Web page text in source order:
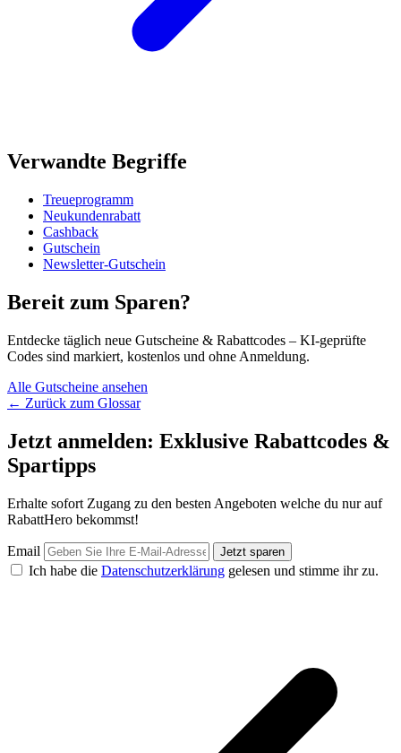
Verwandte Begriffe
Treueprogramm
Neukundenrabatt
Cashback
Gutschein
Newsletter-Gutschein
Bereit zum Sparen?
Entdecke täglich neue Gutscheine & Rabattcodes – KI-geprüfte
Codes sind markiert, kostenlos und ohne Anmeldung.
Alle Gutscheine ansehen
← Zurück zum Glossar
Jetzt anmelden: Exklusive Rabattcodes &
Spartipps
Erhalte sofort Zugang zu den besten Angeboten welche du nur auf
RabattHero bekommst!
Email Jetzt sparen
Ich habe die Datenschutzerklärung gelesen und stimme ihr zu.